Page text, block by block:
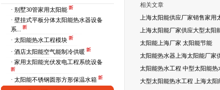
· 别墅30管家用太阳能
· 壁挂式平板分体太阳能热水器设备
系...
· 太阳能热水工程模块
· 酒店太阳能空气能制冷供暖
· 家用太阳能光伏发电工程系统设备
· 太阳能不锈钢圆形方形保温水箱
相关文章
上海太阳能供应厂家销售家用
上海太阳能厂家供应大型太阳
太阳能上海厂家 太阳能节能
太阳能热水器上海太阳能厂家
太阳能热水工程 中型太阳能热
大型太阳能热水工程 上海太阳